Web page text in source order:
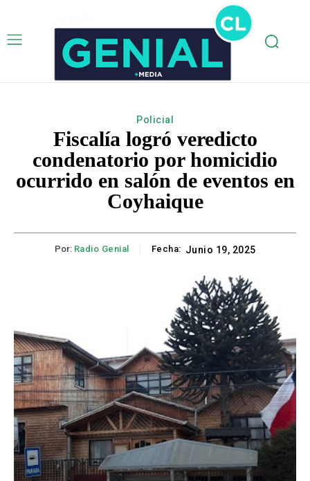
Policial
Fiscalía logró veredicto
condenatorio por homicidio
ocurrido en salón de eventos en
Coyhaique
Por: Radio Genial Fecha: Junio 19, 2025